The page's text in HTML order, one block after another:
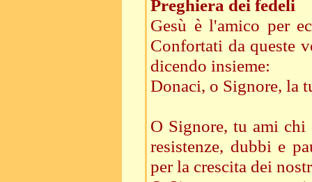
Preghiera dei fedeli
Gesù è l'amico per
Confortati da queste
dicendo insieme:
Donaci, o Signore, la
O Signore, tu ami chi
resistenze, dubbi e
per la crescita dei